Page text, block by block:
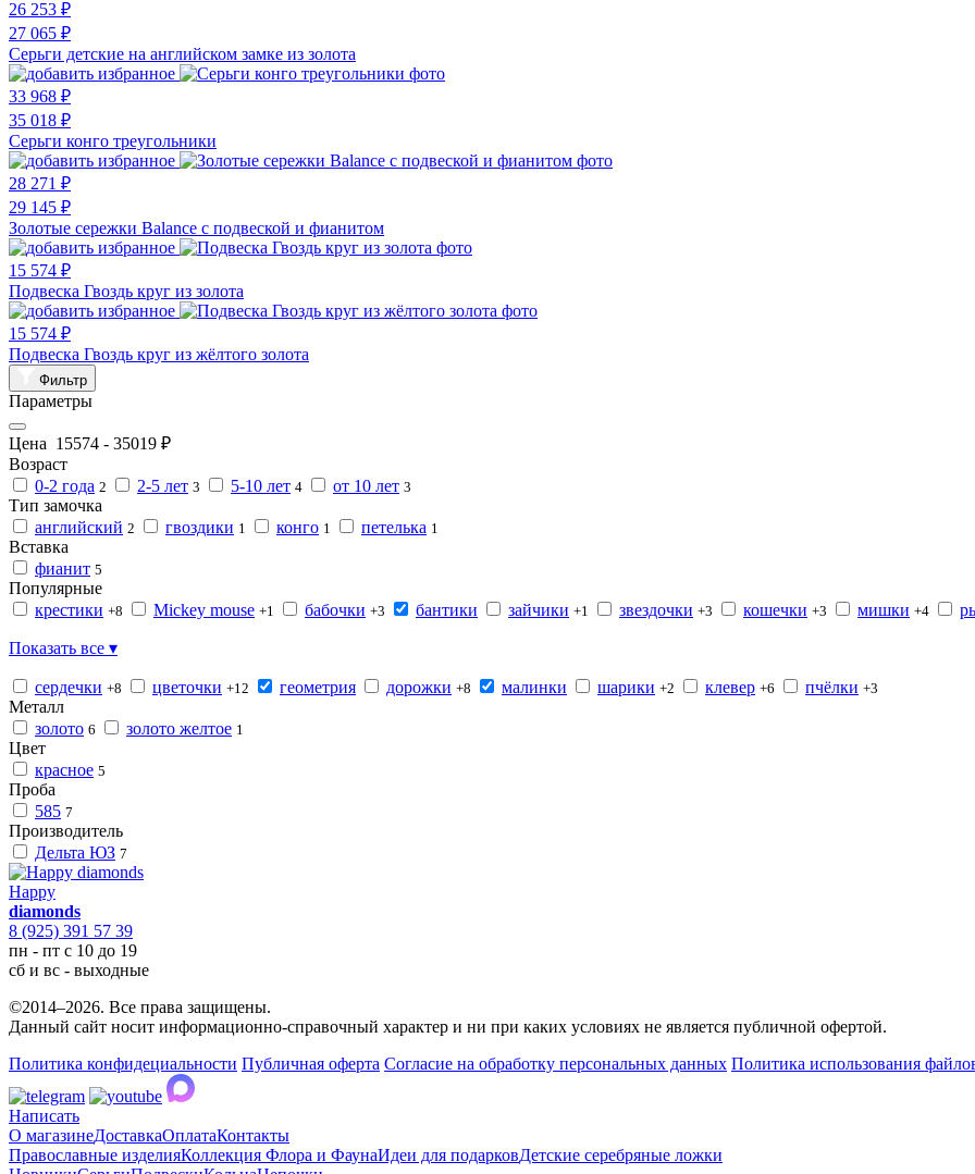
26 253 ₽
27 065 ₽
Серьги детские на английском замке из золота
33 968 ₽
35 018 ₽
Серьги конго треугольники
28 271 ₽
29 145 ₽
Золотые сережки Balance с подвеской и фианитом
15 574 ₽
Подвеска Гвоздь круг из золота
15 574 ₽
Подвеска Гвоздь круг из жёлтого золота
Фильтр
Параметры
Цена 15574 - 35019 ₽
Возраст
0-2 года 2 2-5 лет 3 5-10 лет 4 от 10 лет 3
Тип замочка
английский 2 гвоздики 1 конго 1 петелька 1
Вставка
фианит 5
Популярные
крестики +8 Mickey mouse +1 бабочки +3 бантики зайчики +1 звездочки +3 кошечки +3 мишки +4
Показать все ▾
сердечки +8 цветочки +12 геометрия дорожки +8 малинки шарики +2 клевер +6 пчёлки +3
Металл
золото 6 золото желтое 1
Цвет
красное 5
Проба
585 7
Производитель
Дельта ЮЗ 7
Happy
diamonds
8 (925) 391 57 39
пн - пт с 10 до 19
сб и вс - выходные
©2014–2026. Все права защищены.
Данный сайт носит информационно-справочный характер и ни при каких условиях не является публичной офертой.
Политика конфидециальности Публичная оферта Согласие на обработку персональных данных Политика использования
Написать
О магазинеДоставкаОплатаКонтакты
Православные изделияКоллекция Флора и ФаунаИдеи для подарковДетские серебряные ложки